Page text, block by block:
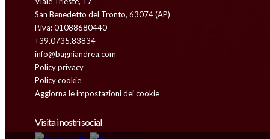
San Benedetto del Tronto, 63074 (AP)
P.iva: 01088680440
+39.0735.83834
info@bagniandrea.com
Policy privacy
Policy cookie
Aggiorna le impostazioni dei cookie
Visita i nostri social